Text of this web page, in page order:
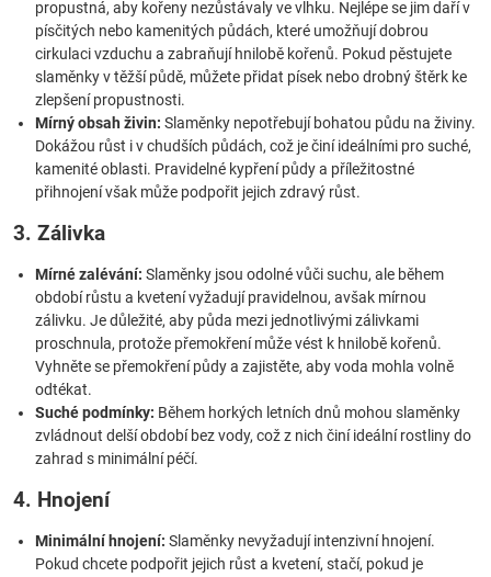
propustná, aby kořeny nezůstávaly ve vlhku. Nejlépe se jim daří v
písčitých nebo kamenitých půdách, které umožňují dobrou
cirkulaci vzduchu a zabraňují hnilobě kořenů. Pokud pěstujete
slaměnky v těžší půdě, můžete přidat písek nebo drobný štěrk ke
zlepšení propustnosti.
Mírný obsah živin: Slaměnky nepotřebují bohatou půdu na živiny.
Dokážou růst i v chudších půdách, což je činí ideálními pro suché,
kamenité oblasti. Pravidelné kypření půdy a příležitostné
přihnojení však může podpořit jejich zdravý růst.
3. Zálivka
Mírné zalévání: Slaměnky jsou odolné vůči suchu, ale během
období růstu a kvetení vyžadují pravidelnou, avšak mírnou
zálivku. Je důležité, aby půda mezi jednotlivými zálivkami
proschnula, protože přemokření může vést k hnilobě kořenů.
Vyhněte se přemokření půdy a zajistěte, aby voda mohla volně
odtékat.
Suché podmínky: Během horkých letních dnů mohou slaměnky
zvládnout delší období bez vody, což z nich činí ideální rostliny do
zahrad s minimální péčí.
4. Hnojení
Minimální hnojení: Slaměnky nevyžadují intenzivní hnojení.
Pokud chcete podpořit jejich růst a kvetení, stačí, pokud je